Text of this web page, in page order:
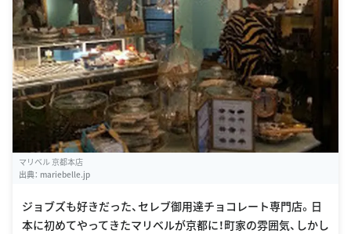
マリベル 京都本店
出典： mariebelle.jp
ジョブズも好きだった、セレブ御用達チョコレート専門店。日
本に初めてやってきたマリベルが京都に！町家の雰囲気、しかし